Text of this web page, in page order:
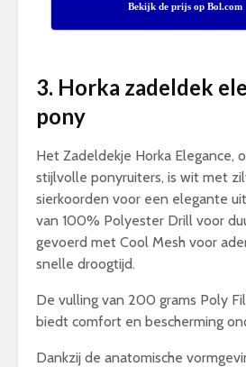
Bekijk de prijs op Bol.com
3. Horka zadeldek
pony
Het Zadeldekje Horka Elegance,
stijlvolle ponyruiters, is wit met
sierkoorden voor een elegante
van 100% Polyester Drill voor
gevoerd met Cool Mesh voor
snelle droogtijd.
De vulling van 200 grams Poly
biedt comfort en bescherming
Dankzij de anatomische